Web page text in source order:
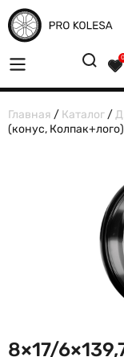
0
Главная / Каталог /
(конус, Колпак+лого)
8×17/